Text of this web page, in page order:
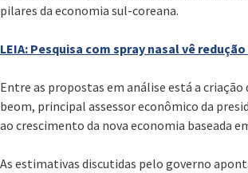
pilares da economia sul-coreana.
LEIA: Pesquisa com spray nasal vê
Entre as propostas em análise está a criação
beom, principal assessor econômico da
ao crescimento da nova economia baseada
As estimativas discutidas pelo governo